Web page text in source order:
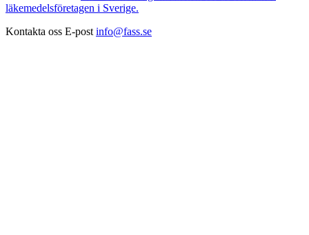
läkemedelsföretagen i Sverige.
Kontakta oss E-post info@fass.se